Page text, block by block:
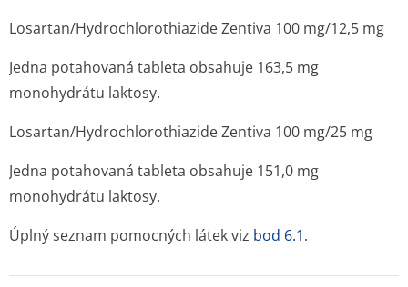
Losartan/Hydrochlo­rothiazide Zentiva 100 mg/12,5 mg
Jedna potahovaná tableta obsahuje 163,5 mg
monohydrátu laktosy.
Losartan/Hydrochlo­rothiazide Zentiva 100 mg/25 mg
Jedna potahovaná tableta obsahuje 151,0 mg
monohydrátu laktosy.
Úplný seznam pomocných látek viz bod 6.1.